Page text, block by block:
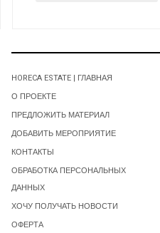
HORECA ESTATE | ГЛАВНАЯ
О ПРОЕКТЕ
ПРЕДЛОЖИТЬ МАТЕРИАЛ
ДОБАВИТЬ МЕРОПРИЯТИЕ
КОНТАКТЫ
ОБРАБОТКА ПЕРСОНАЛЬНЫХ
ДАННЫХ
ХОЧУ ПОЛУЧАТЬ НОВОСТИ
ОФЕРТА